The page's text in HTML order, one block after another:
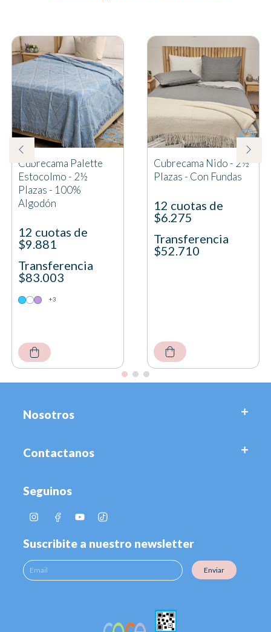
Cubrecama Palette
Estocolmo - 2½
Plazas - 100%
Algodón
12 cuotas de
$9.881
Transferencia
$83.003
+3
Cubrecama Nido - 2½
Plazas - Con Fundas
12 cuotas de
$6.275
Transferencia
$52.710
Nosotros
Contactanos
Seguinos
Suscribite a nuestro newsletter
Enviar